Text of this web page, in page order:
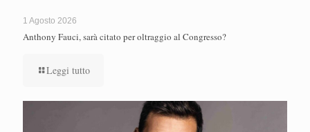
1 Agosto 2026
Anthony Fauci, sarà citato per oltraggio al Congresso?
Leggi tutto